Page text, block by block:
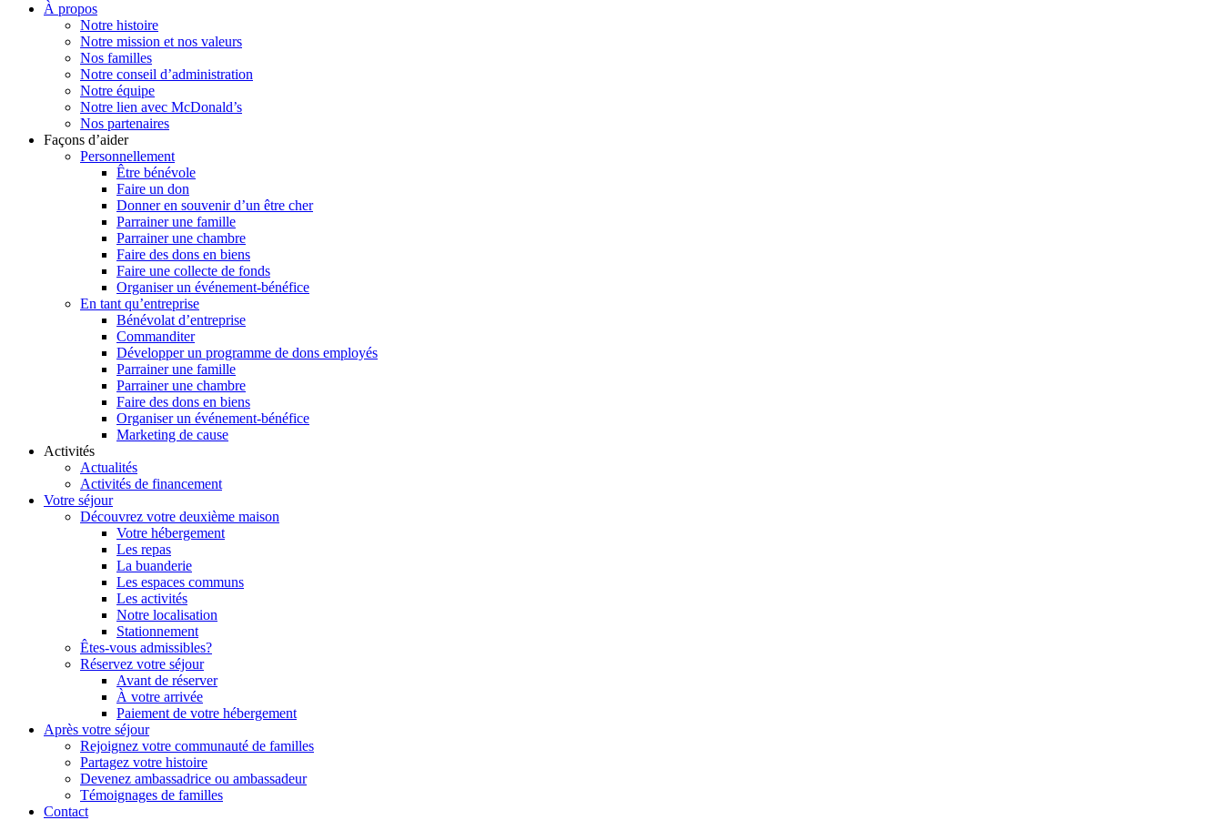
À propos
Notre histoire
Notre mission et nos valeurs
Nos familles
Notre conseil d’administration
Notre équipe
Notre lien avec McDonald’s
Nos partenaires
Façons d’aider
Personnellement
Être bénévole
Faire un don
Donner en souvenir d’un être cher
Parrainer une famille
Parrainer une chambre
Faire des dons en biens
Faire une collecte de fonds
Organiser un événement-bénéfice
En tant qu’entreprise
Bénévolat d’entreprise
Commanditer
Développer un programme de dons employés
Parrainer une famille
Parrainer une chambre
Faire des dons en biens
Organiser un événement-bénéfice
Marketing de cause
Activités
Actualités
Activités de financement
Votre séjour
Découvrez votre deuxième maison
Votre hébergement
Les repas
La buanderie
Les espaces communs
Les activités
Notre localisation
Stationnement
Êtes-vous admissibles?
Réservez votre séjour
Avant de réserver
À votre arrivée
Paiement de votre hébergement
Après votre séjour
Rejoignez votre communauté de familles
Partagez votre histoire
Devenez ambassadrice ou ambassadeur
Témoignages de familles
Contact